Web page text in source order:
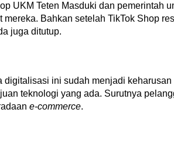
UKM Teten Masduki dan pemerintah
mereka. Bahkan setelah TikTok Shop
juga ditutup.
digitalisasi ini sudah menjadi
teknologi yang ada. Surutnya
e-commerce.